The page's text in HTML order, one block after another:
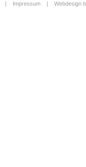
| Impressum Webdesign